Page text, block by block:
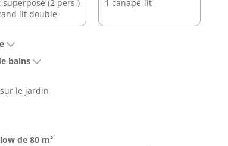
superposé (2 pers.)
lit double
1 canapé-lit
bains
le jardin
de 80 m²